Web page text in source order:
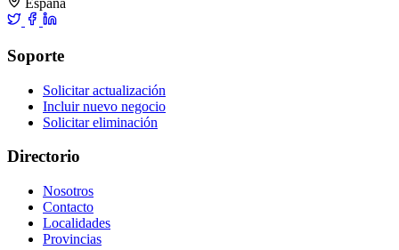
España
Soporte
Solicitar actualización
Incluir nuevo negocio
Solicitar eliminación
Directorio
Nosotros
Contacto
Localidades
Provincias